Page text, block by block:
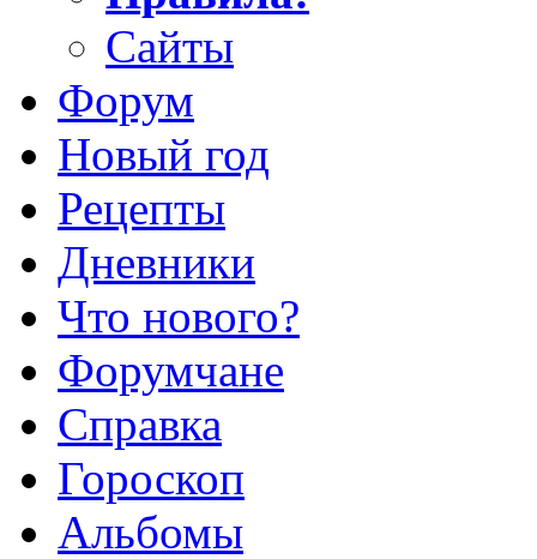
Сайты
Форум
Новый год
Рецепты
Дневники
Что нового?
Форумчане
Справка
Гороскоп
Альбомы